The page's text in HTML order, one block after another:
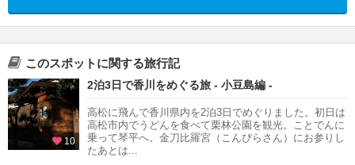
このスポットに関する旅行記
10
2泊3日で香川をめぐる旅 - 小豆島編 -
高松に飛んで香川県内を2泊3日でめぐりました。初日は
高松市内でうどんを食べて栗林公園を観光。ことでんに
乗って琴平へ。金刀比羅宮（こんぴらさん）にお参りし
たあとは...